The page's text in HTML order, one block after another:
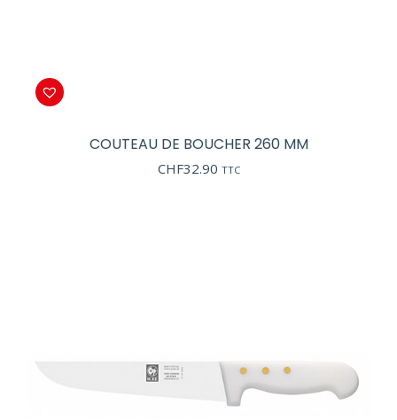
COUTEAU DE BOUCHER 260 MM
CHF32.90 TTC